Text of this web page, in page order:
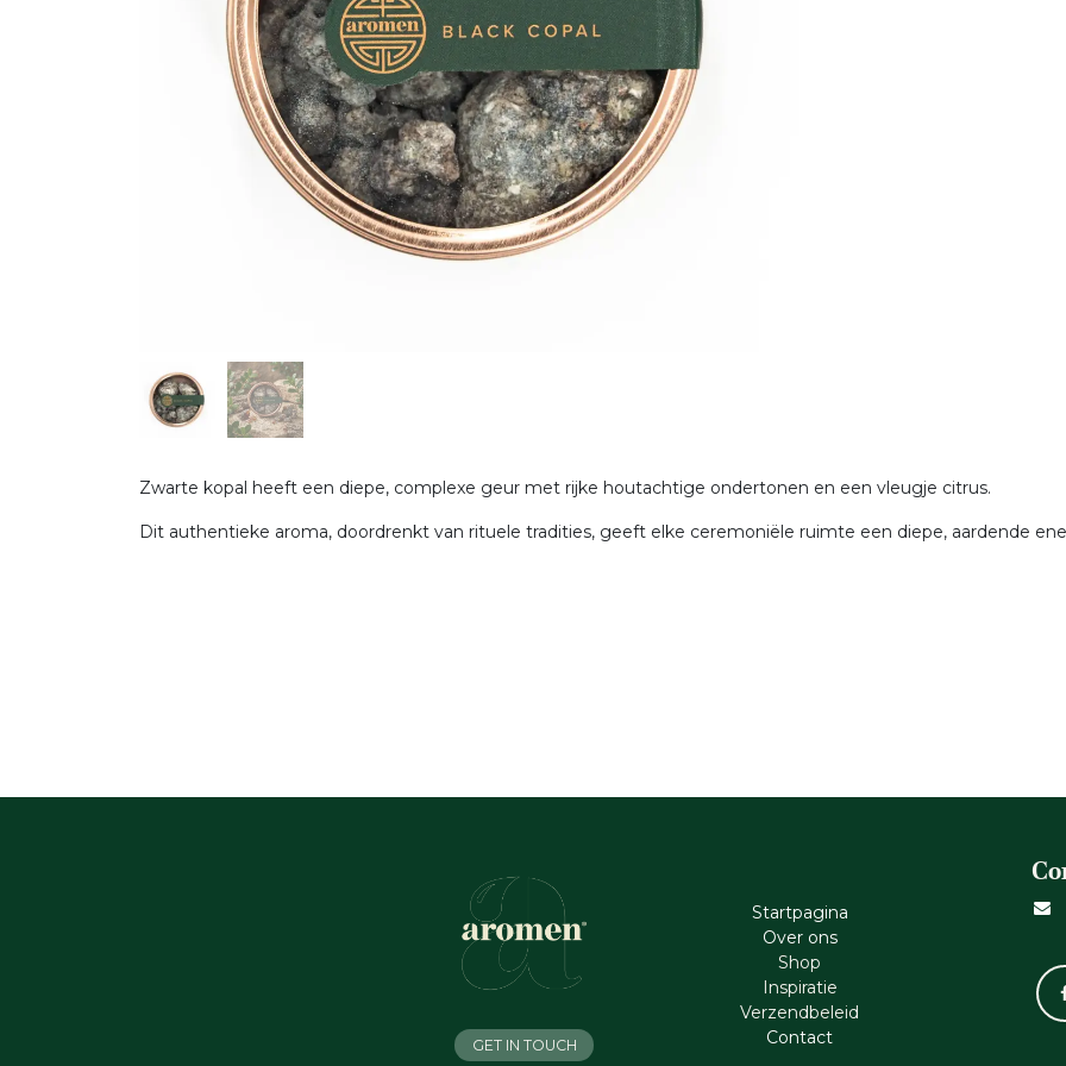
Zwarte kopal heeft een diepe, complexe geur met rijke houtachtige ondertonen en een vleugje citrus.
Dit authentieke aroma, doordrenkt van rituele tradities, geeft elke ceremoniële ruimte een diepe, aardende
Startpagina
Ove​r​ ons
Shop
Inspiratie
Verzendbeleid
Cont​act
GET IN TOUCH